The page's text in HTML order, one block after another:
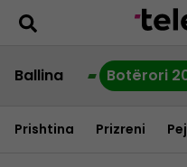
Ballina Botërori
Prishtina Prizreni